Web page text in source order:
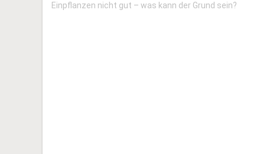
Einpflanzen nicht gut – was kann der Grund sein?